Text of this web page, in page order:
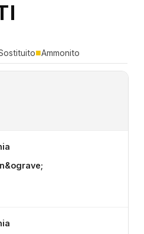
■Ammonito